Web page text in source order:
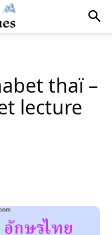
thaï –
lecture